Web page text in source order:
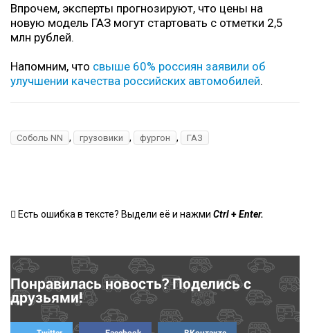
Впрочем, эксперты прогнозируют, что цены на
новую модель ГАЗ могут стартовать с отметки 2,5
млн рублей.
Напомним, что свыше 60% россиян заявили об
улучшении качества российских автомобилей.
Соболь NN , грузовики , фургон , ГАЗ
Есть ошибка в тексте? Выдели её и нажми Ctrl+Enter.
Понравилась новость? Поделись с
друзьями!